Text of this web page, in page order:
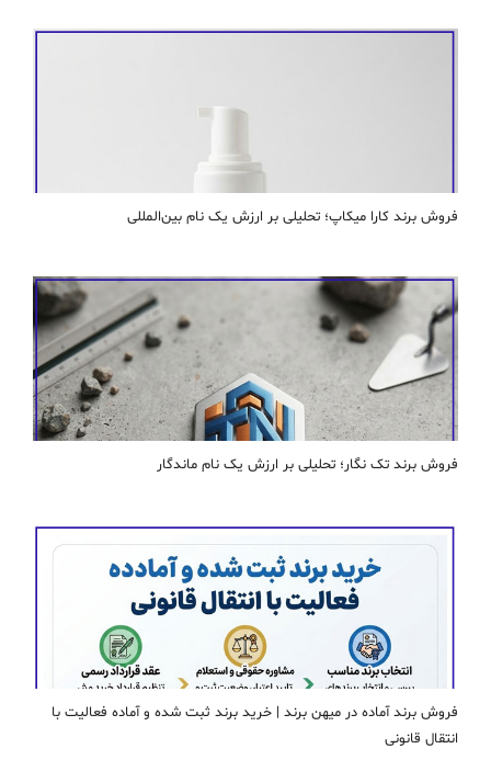
فروش برند کارا ميكاپ؛ تحلیلی بر ارزش یک نام بین‌المللی
فروش برند تک نگار؛ تحلیلی بر ارزش یک نام ماندگار
فروش برند آماده در میهن برند | خرید برند ثبت شده و آماده فعالیت با
انتقال قانونی